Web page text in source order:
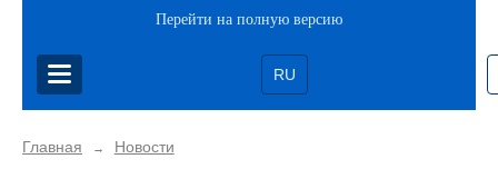
Перейти на полную версию
RU
Главная → Новости